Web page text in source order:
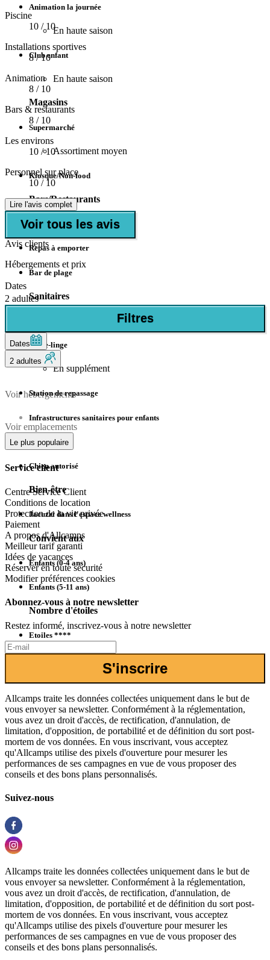
Animation la journée
En haute saison
Club enfant
En haute saison
Magasins
Supermarché
Assortiment moyen
Kiosque/Non-food
Bars/Restaurants
Restaurant
Repas à emporter
Bar de plage
Sanitaires
Sèche-linge
En supplément
Station de repassage
Infrastructures sanitaires pour enfants
Chiens
Chien autorisé
Bien-être
Jacuzzi dans l'espace wellness
Convient aux
Enfants (0-4 ans)
Enfants (5-11 ans)
Nombre d'étoiles
Etoiles ****
en dehors de la haute saison.
Piscine
10 / 10
Installations sportives
8/ 10
Animation
8 / 10
Bars & restaurants
8 / 10
Les environs
10 / 10
Personnel sur place
10 / 10
Lire l'avis complet
Voir tous les avis
Avis clients
Hébergements et prix
Dates
2 adultes
Filtres
Dates
2 adultes
Voir hébergements
Voir emplacements
Le plus populaire
Service client
Centre Service Client
Conditions de location
Protection de la vie privée
Paiement
A propos d'Allcamps
Meilleur tarif garanti
Idées de vacances
Réserver en toute securité
Modifier préférences cookies
Abonnez-vous à notre newsletter
Restez informé, inscrivez-vous à notre newsletter
S'inscrire
Allcamps traite les données collectées uniquement dans le but de
vous envoyer sa newsletter. Conformément à la réglementation,
vous avez un droit d'accès, de rectification, d'annulation, de
limitation, d'opposition, de portabilité et de définition du sort post-
mortem de vos données. En vous inscrivant, vous acceptez
qu'Allcamps utilise des pixels d'ouverture pour mesurer les
performances de ses campagnes en vue de vous proposer des
conseils et des bons plans personnalisés.
Suivez-nous
Allcamps traite les données collectées uniquement dans le but de
vous envoyer sa newsletter. Conformément à la réglementation,
vous avez un droit d'accès, de rectification, d'annulation, de
limitation, d'opposition, de portabilité et de définition du sort post-
mortem de vos données. En vous inscrivant, vous acceptez
qu'Allcamps utilise des pixels d'ouverture pour mesurer les
performances de ses campagnes en vue de vous proposer des
conseils et des bons plans personnalisés.